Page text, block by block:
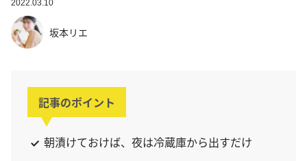
2022.03.10
坂本リエ
記事のポイント
朝漬けておけば、夜は冷蔵庫から出すだけ